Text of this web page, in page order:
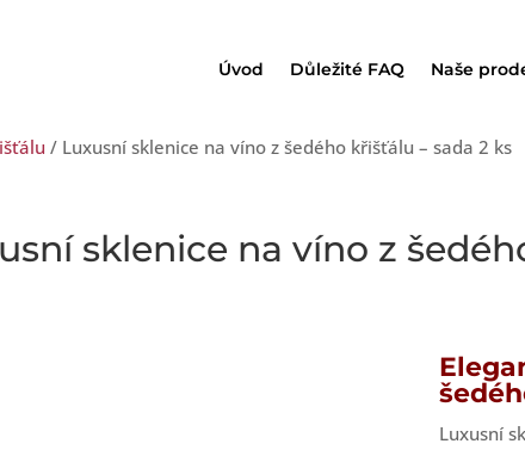
Úvod Důležité FAQ Naše
/ Luxusní sklenice na víno z šedého křišťálu – sada 2 ks
sklenice na víno z
Luxusní